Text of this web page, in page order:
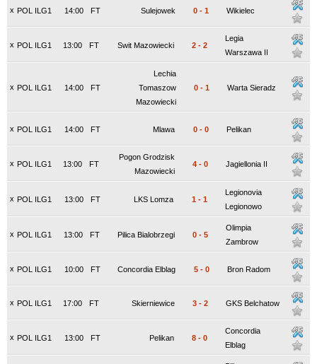
x POL ILG1 FT
14:00 Sulejowek 0 - 1 Wikielec
x POL ILG1 FT
13:00 Swit Mazowiecki 2 - 2
Legia
Warszawa II
x POL ILG1 FT
14:00
Lechia
Tomaszow
Mazowiecki
0 - 1 Warta Sieradz
x POL ILG1 FT
14:00 Mlawa 0 - 0 Pelikan
x POL ILG1 FT
13:00
Pogon Grodzisk
Mazowiecki
4 - 0 Jagiellonia II
x POL ILG1 FT
13:00 LKS Lomza 1 - 1
Legionovia
Legionowo
x POL ILG1 FT
13:00 Pilica Bialobrzegi 0 - 5
Olimpia
Zambrow
x POL ILG1 FT
10:00 Concordia Elblag 5 - 0 Bron Radom
x POL ILG1 FT
17:00 Skierniewice 3 - 2 GKS Belchatow
x POL ILG1 FT
13:00 Pelikan 8 - 0
Concordia
Elblag